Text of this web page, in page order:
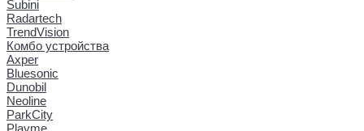
Subini
Radartech
TrendVision
Комбо устройства
Axper
Bluesonic
Dunobil
Neoline
ParkCity
Playme